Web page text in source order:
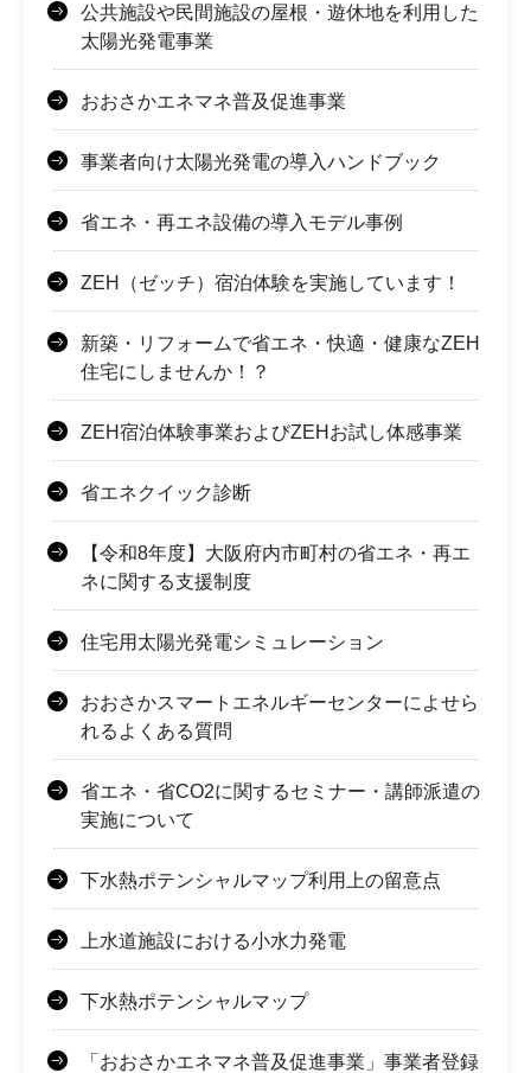
公共施設や民間施設の屋根・遊休地を利用した
太陽光発電事業
おおさかエネマネ普及促進事業
事業者向け太陽光発電の導入ハンドブック
省エネ・再エネ設備の導入モデル事例
ZEH（ゼッチ）宿泊体験を実施しています！
新築・リフォームで省エネ・快適・健康なZEH
住宅にしませんか！？
ZEH宿泊体験事業およびZEHお試し体感事業
省エネクイック診断
【令和8年度】大阪府内市町村の省エネ・再エ
ネに関する支援制度
住宅用太陽光発電シミュレーション
おおさかスマートエネルギーセンターによせら
れるよくある質問
省エネ・省CO2に関するセミナー・講師派遣の
実施について
下水熱ポテンシャルマップ利用上の留意点
上水道施設における小水力発電
下水熱ポテンシャルマップ
「おおさかエネマネ普及促進事業」事業者登録